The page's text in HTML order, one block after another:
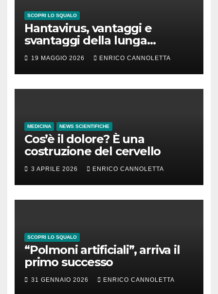
SCOPRI LO SQUALO
Hantavirus, vantaggi e
svantaggi della lunga
incubazione
19 MAGGIO 2026 ENRICO CANNOLETTA
MEDICINA NEWS SCIENTIFICHE
Cos’è il dolore? È una
costruzione del cervello
3 APRILE 2026 ENRICO CANNOLETTA
SCOPRI LO SQUALO
“Polmoni artificiali”, arriva il
primo successo
31 GENNAIO 2026 ENRICO CANNOLETTA